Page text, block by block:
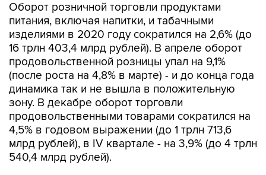
Оборот розничной торговли продуктами
питания, включая напитки, и табачными
изделиями в 2020 году сократился на 2,6% (до
16 трлн 403,4 млрд рублей). В апреле оборот
продовольственной розницы упал на 9,1%
(после роста на 4,8% в марте) - и до конца года
динамика так и не вышла в положительную
зону. В декабре оборот торговли
продовольственными товарами сократился на
4,5% в годовом выражении (до 1 трлн 713,6
млрд рублей), в IV квартале - на 3,9% (до 4 трлн
540,4 млрд рублей).